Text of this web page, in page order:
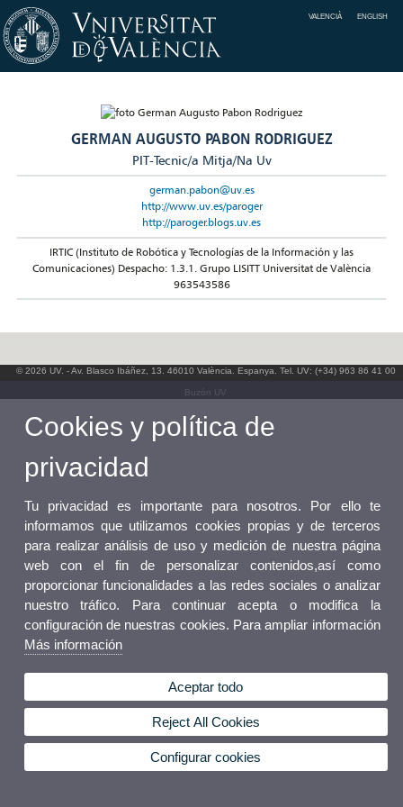
VALENCIÀ ENGLISH
GERMAN AUGUSTO PABON RODRIGUEZ
PIT-Tecnic/a Mitja/Na Uv
german.pabon@uv.es
http://www.uv.es/paroger
http://paroger.blogs.uv.es
IRTIC (Instituto de Robótica y Tecnologías de la Información y las
Comunicaciones) Despacho: 1.3.1. Grupo LISITT Universitat de València
963543586
© 2026 UV. - Av. Blasco Ibáñez, 13. 46010 València. Espanya. Tel. UV: (+34) 963 86 41 00
Buzón UV
Cookies y política de
privacidad
Tu privacidad es importante para nosotros. Por ello te
informamos que utilizamos cookies propias y de terceros
para realizar análisis de uso y medición de nuestra página
web con el fin de personalizar contenidos,así como
proporcionar funcionalidades a las redes sociales o analizar
nuestro tráfico. Para continuar acepta o modifica la
configuración de nuestras cookies. Para ampliar información
Más información
Aceptar todo
Reject All Cookies
Configurar cookies